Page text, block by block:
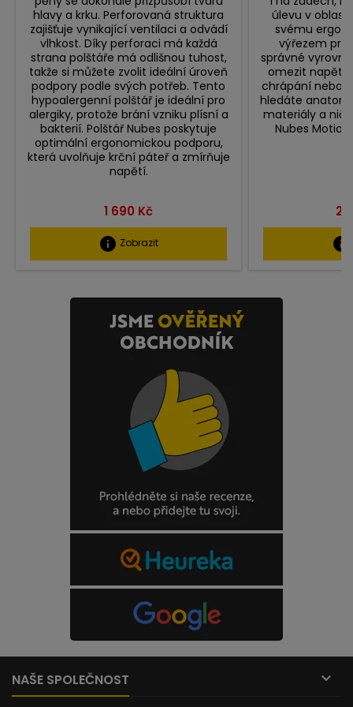
hlavy a krku. Perforovaná struktura
zajišťuje vynikající ventilaci a odvádí
vlhkost. Díky perforaci má každá
strana polštáře má odlišnou tuhost,
takže si můžete zvolit ideální úroveň
podpory podle svých potřeb. Tento
hypoalergenní polštář je ideální pro
alergiky, protože brání vzniku plísní a
bakterií. Polštář Nubes poskytuje
optimální ergonomickou podporu,
která uvolňuje krční páteř a zmírňuje
napětí.
Cena
1 690 Kč
info Zobrazit
úlevu v
svému
výřezem pro
správné
omezit napětí,
chrápání nebo
hledáte
materiály a
Nubes
2
info
NAŠE SPOLEČNOST 